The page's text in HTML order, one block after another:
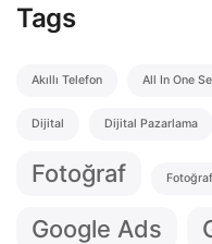
Tags
Akıllı Telefon All In One
Dijital Dijital Pazarlama
Fotoğraf
Google Ads